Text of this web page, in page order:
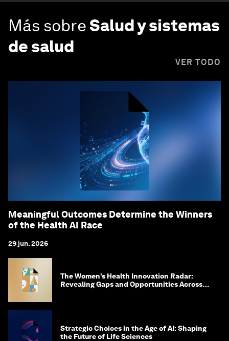
Más sobreSalud y sistemas
de salud
VER TODO
Meaningful Outcomes Determine the Winners
of the Health AI Race
29 jun. 2026
The Women’s Health Innovation Radar:
Revealing Gaps and Opportunities Across
Strategic Choices in the Age of AI: Shaping
the Future of Life Sciences